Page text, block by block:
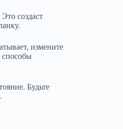
создаст
измените
способы
Будьте